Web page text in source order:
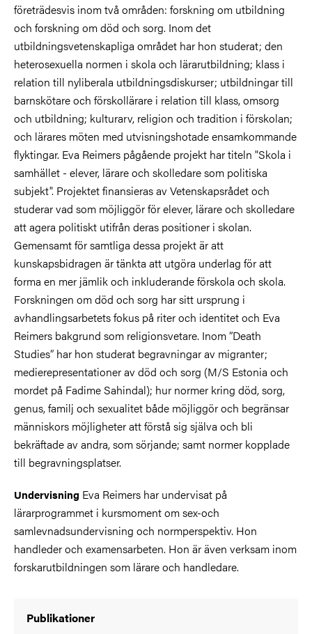
företrädesvis inom två områden: forskning om utbildning
och forskning om död och sorg. Inom det
utbildningsvetenskapliga området har hon studerat; den
heterosexuella normen i skola och lärarutbildning; klass i
relation till nyliberala utbildningsdiskurser; utbildningar till
barnskötare och förskollärare i relation till klass, omsorg
och utbildning; kulturarv, religion och tradition i förskolan;
och lärares möten med utvisningshotade ensamkommande
flyktingar. Eva Reimers pågående projekt har titeln "Skola i
samhället - elever, lärare och skolledare som politiska
subjekt". Projektet finansieras av Vetenskapsrådet och
studerar vad som möjliggör för elever, lärare och skolledare
att agera politiskt utifrån deras positioner i skolan.
Gemensamt för samtliga dessa projekt är att
kunskapsbidragen är tänkta att utgöra underlag för att
forma en mer jämlik och inkluderande förskola och skola.
Forskningen om död och sorg har sitt ursprung i
avhandlingsarbetets fokus på riter och identitet och Eva
Reimers bakgrund som religionsvetare. Inom ”Death
Studies” har hon studerat begravningar av migranter;
medierepresentationer av död och sorg (M/S Estonia och
mordet på Fadime Sahindal); hur normer kring död, sorg,
genus, familj och sexualitet både möjliggör och begränsar
människors möjligheter att förstå sig själva och bli
bekräftade av andra, som sörjande; samt normer kopplade
till begravningsplatser.
Undervisning Eva Reimers har undervisat på
lärarprogrammet i kursmoment om sex-och
samlevnadsundervisning och normperspektiv. Hon
handleder och examensarbeten. Hon är även verksam inom
forskarutbildningen som lärare och handledare.
Publikationer